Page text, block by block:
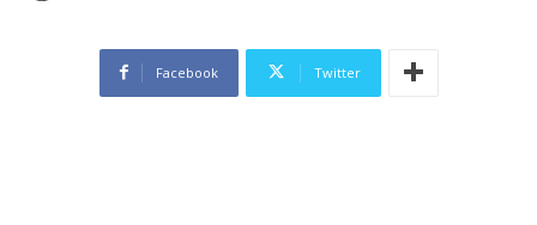
Facebook Twitter